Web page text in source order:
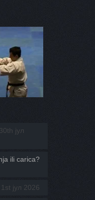
30th јул
ili carica?
1st јул 2026